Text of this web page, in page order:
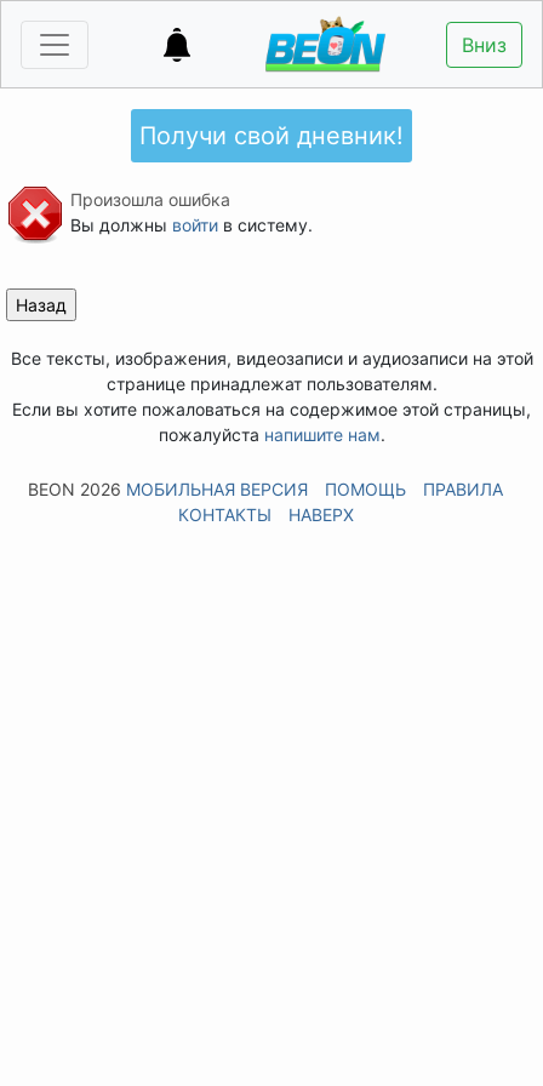
Вниз
Получи свой дневник!
Произошла ошибка
Вы должны войтив систему.
Все тексты, изображения, видеозаписи и аудиозаписи на этой
странице принадлежат пользователям.
Если вы хотите пожаловаться на содержимое этой страницы,
пожалуйста напишите нам.
BEON 2026 МОБИЛЬНАЯ ВЕРСИЯ ПОМОЩЬ
ПРАВИЛА
КОНТАКТЫ
НАВЕРХ